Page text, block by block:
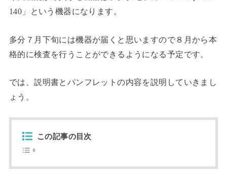
140」という機器になります。
多分７月下旬には機器が届くと思いますので８月から本
格的に検査を行うことができるようになる予定です。
では、説明書とパンフレットの内容を説明していきまし
ょう。
この記事の目次